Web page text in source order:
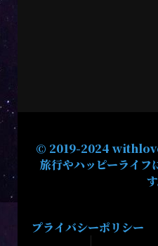
© 2019-2024
旅行やハッピーライフ
す
プライバシーポリシー